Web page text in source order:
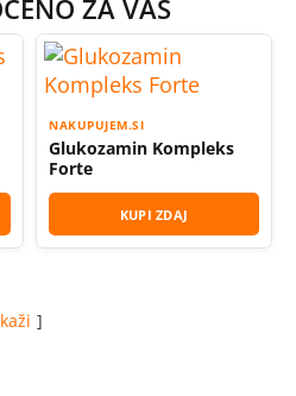
ZA VAS
NAKUPUJEM.SI
Glukozamin Kompleks
Forte
KUPI ZDAJ